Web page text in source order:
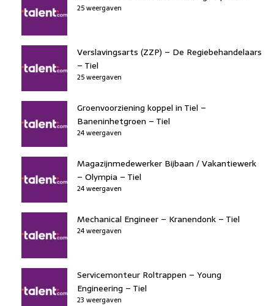
25 weergaven
Verslavingsarts (ZZP) – De Regiebehandelaars
– Tiel
25 weergaven
Groenvoorziening koppel in Tiel –
Baneninhetgroen – Tiel
24 weergaven
Magazijnmedewerker Bijbaan / Vakantiewerk
– Olympia – Tiel
24 weergaven
Mechanical Engineer – Kranendonk – Tiel
24 weergaven
Servicemonteur Roltrappen – Young
Engineering – Tiel
23 weergaven